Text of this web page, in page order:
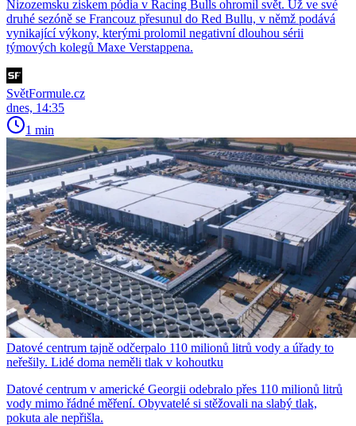
Nizozemsku ziskem pódia v Racing Bulls ohromil svět. Už ve své
druhé sezóně se Francouz přesunul do Red Bullu, v němž podává
vynikající výkony, kterými prolomil negativní dlouhou sérii
týmových kolegů Maxe Verstappena.
SvětFormule.cz
dnes, 14:35
1 min
Datové centrum tajně odčerpalo 110 milionů litrů vody a úřady to
neřešily. Lidé doma neměli tlak v kohoutku
Datové centrum v americké Georgii odebralo přes 110 milionů litrů
vody mimo řádné měření. Obyvatelé si stěžovali na slabý tlak,
pokuta ale nepřišla.